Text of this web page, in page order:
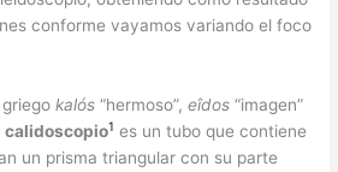
conforme vayamos variando el foco
griegokalós “hermoso”,eîdos “imagen”
calidoscopio1 ​ es un tubo que contiene
un prisma triangular con su parte